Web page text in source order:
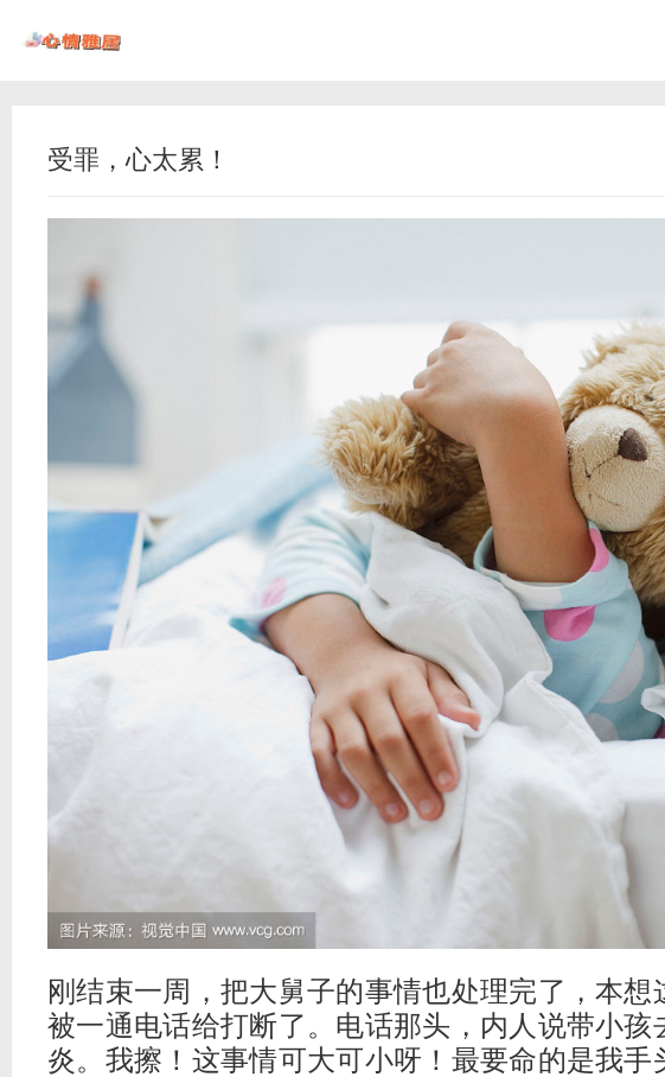
受罪，心太累！
刚结束一周，把大舅子的事情也处理完了，本
被一通电话给打断了。电话那头，内人说带小
炎。我擦！这事情可大可小呀！最要命的是我